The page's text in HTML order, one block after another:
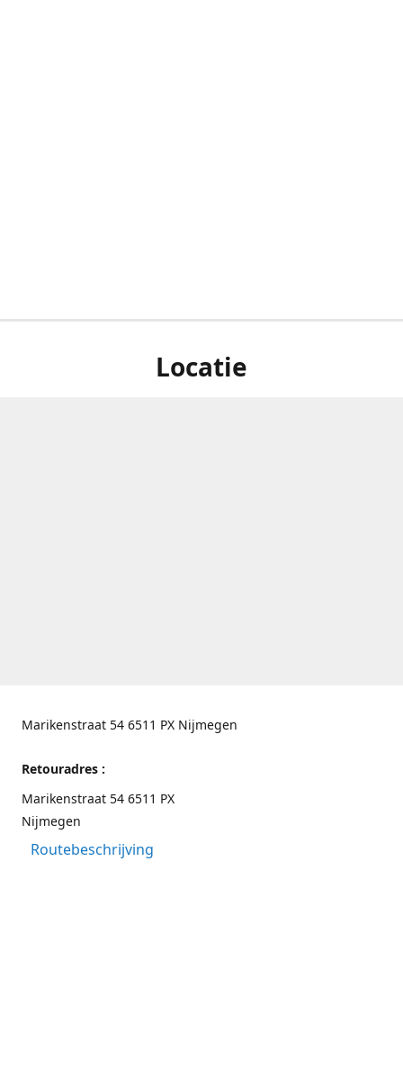
Locatie
Marikenstraat 54 6511 PX Nijmegen
Retouradres :
Marikenstraat 54 6511 PX
Nijmegen
Routebeschrijving